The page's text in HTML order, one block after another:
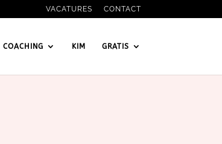
VACATURES CONTACT
COACHING KIM GRATIS